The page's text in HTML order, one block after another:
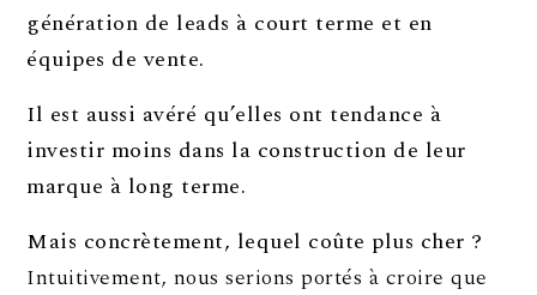
génération de leads à court terme et en
équipes de vente.
Il est aussi avéré qu’elles ont tendance à
investir moins dans la construction de leur
marque à long terme.
Mais concrètement, lequel coûte plus cher ?
Intuitivement, nous serions portés à croire que